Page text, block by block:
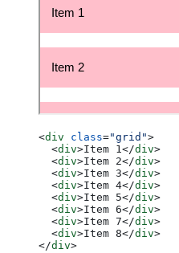
<div class="grid">
  <
div>Item 1</div>
  <
div>Item 2</div>
  <
div>Item 3</div>
  <
div>Item 4</div>
  <
div>Item 5</div>
  <
div>Item 6</div>
  <
div>Item 7</div>
  <
div>Item 8</div>
</div>